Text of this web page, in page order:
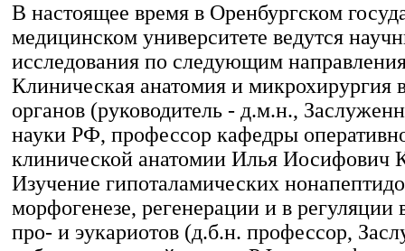
В настоящее время в Оренбургском
медицинском университете ведутся
исследования по следующим
Клиническая анатомия и микрохирургия
органов (руководитель - д.м.н.,
науки РФ, профессор кафедры
клинической анатомии Илья Иосифович
Изучение гипоталамических
морфогенезе, регенерации и в регуляции
про- и эукариотов (д.б.н. профессор,